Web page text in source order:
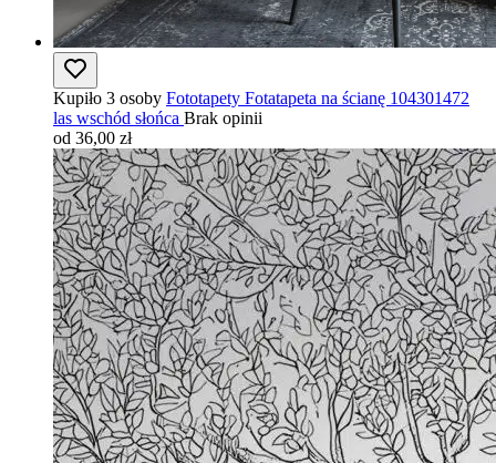
Kupiło 3 osoby Fototapety Fotatapeta na ścianę 104301472
las wschód słońca Brak opinii
od 36,00 zł